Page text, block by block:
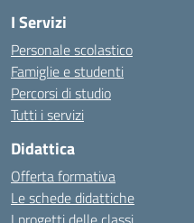
I Servizi
Personale scolastico
Famiglie e studenti
Percorsi di studio
Tutti i servizi
Didattica
Offerta formativa
Le schede didattiche